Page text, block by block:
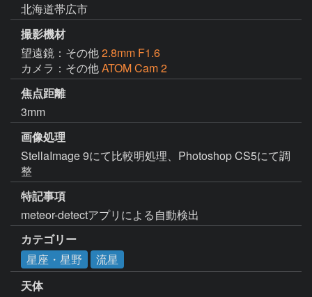
北海道帯広市
撮影機材
望遠鏡：その他2.8mm F1.6
カメラ：その他ATOM Cam 2
焦点距離
3mm
画像処理
StellaImage 9にて比較明処理、Photoshop CS5にて調
整
特記事項
meteor-detectアプリによる自動検出
カテゴリー
星座・星野
流星
天体